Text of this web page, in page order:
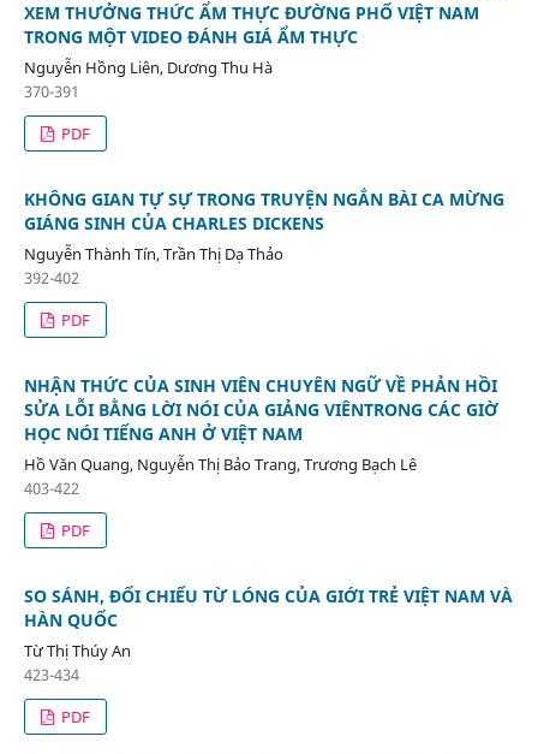
XEM THƯỞNG THỨC ẨM THỰC ĐƯỜNG PHỐ VIỆT NAM
TRONG MỘT VIDEO ĐÁNH GIÁ ẨM THỰC
Nguyễn Hồng Liên, Dương Thu Hà
370-391
PDF
KHÔNG GIAN TỰ SỰ TRONG TRUYỆN NGẮN BÀI CA MỪNG
GIÁNG SINH CỦA CHARLES DICKENS
Nguyễn Thành Tín, Trần Thị Dạ Thảo
392-402
PDF
NHẬN THỨC CỦA SINH VIÊN CHUYÊN NGỮ VỀ PHẢN HỒI
SỬA LỖI BẰNG LỜI NÓI CỦA GIẢNG VIÊNTRONG CÁC GIỜ
HỌC NÓI TIẾNG ANH Ở VIỆT NAM
Hồ Văn Quang, Nguyễn Thị Bảo Trang, Trương Bạch Lê
403-422
PDF
SO SÁNH, ĐỐI CHIẾU TỪ LÓNG CỦA GIỚI TRẺ VIỆT NAM VÀ
HÀN QUỐC
Từ Thị Thúy An
423-434
PDF